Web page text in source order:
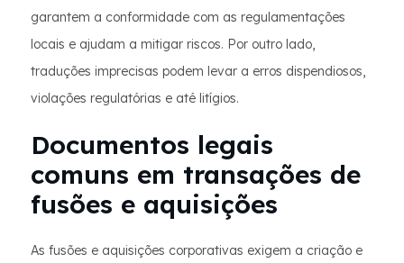
garantem a conformidade com as regulamentações
locais e ajudam a mitigar riscos. Por outro lado,
traduções imprecisas podem levar a erros dispendiosos,
violações regulatórias e até litígios.
Documentos legais
comuns em transações de
fusões e aquisições
As fusões e aquisições corporativas exigem a criação e